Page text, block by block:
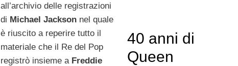
all’archivio delle registrazioni
di Michael Jacksonnel quale
è riuscito a reperire tutto il
materiale che il Re del Pop
registrò insieme a Freddie
40 anni di
Queen